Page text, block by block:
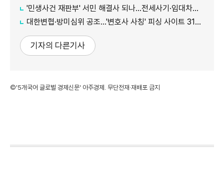
'민생사건 재판부' 서민 해결사 되나...전세사기·임대차분쟁 평균 3개월내 해결
대한변협·방미심위 공조…'변호사 사칭' 피싱 사이트 31건 무더기 차단
기자의 다른기사
©'5개국어 글로벌 경제신문' 아주경제. 무단전재·재배포 금지